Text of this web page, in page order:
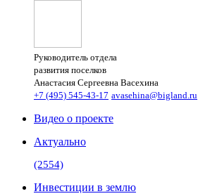
Руководитель отдела
развития поселков
Анастасия Сергеевна Васехина
+7 (495) 545-43-17 avasehina@bigland.ru
Видео о проекте
Актуально
(2554)
Инвестиции в землю